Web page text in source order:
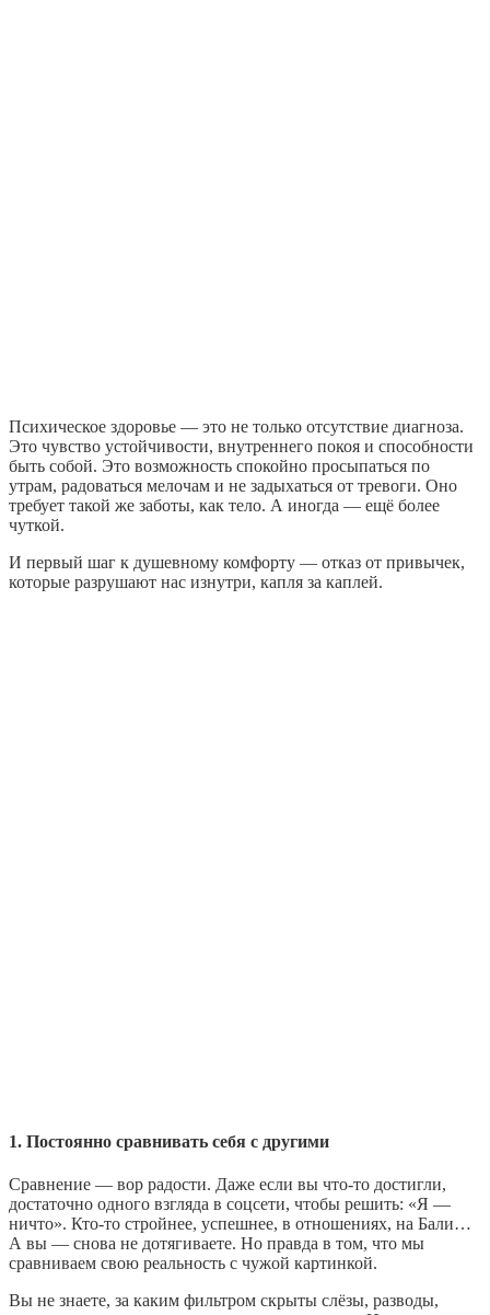
Психическое здоровье — это не только отсутствие диагноза.
Это чувство устойчивости, внутреннего покоя и способности
быть собой. Это возможность спокойно просыпаться по
утрам, радоваться мелочам и не задыхаться от тревоги. Оно
требует такой же заботы, как тело. А иногда — ещё более
чуткой.
И первый шаг к душевному комфорту — отказ от привычек,
которые разрушают нас изнутри, капля за каплей.
1. Постоянно сравнивать себя с другими
Сравнение — вор радости. Даже если вы что-то достигли,
достаточно одного взгляда в соцсети, чтобы решить: «Я —
ничто». Кто-то стройнее, успешнее, в отношениях, на Бали…
А вы — снова не дотягиваете. Но правда в том, что мы
сравниваем свою реальность с чужой картинкой.
Вы не знаете, за каким фильтром скрыты слёзы, разводы,